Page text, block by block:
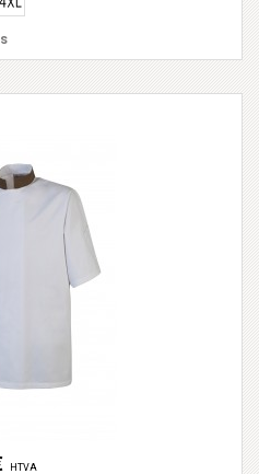
HTVA